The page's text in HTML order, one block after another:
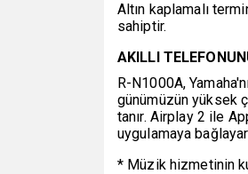
Altın kaplamalı
sahiptir.
AKILLI
R-N1000A,
günümüzün yüksek
tanır. Airplay 2 ile
uygulamaya
* Müzik hizmetinin